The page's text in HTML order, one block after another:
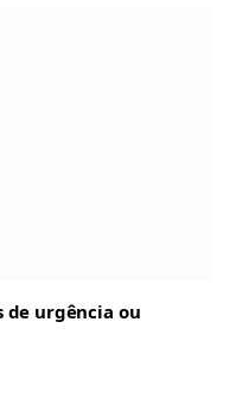
de urgência ou